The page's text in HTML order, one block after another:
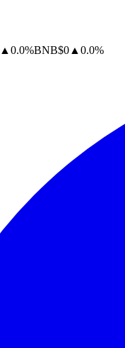
▲ 0.0%BNB$0 ▲ 0.0%